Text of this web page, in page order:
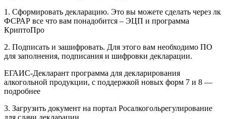
1. Сформировать декларацию. Это вы можете сделать через лк
ФСРАР все что вам понадобится – ЭЦП и программа
КриптоПро
2. Подписать и зашифровать. Для этого вам необходимо ПО
для заполнения, подписания и шифровки декларации.
ЕГАИС-Декларант программа для декларирования
алкогольной продукции, с поддержкой новых форм 7 и 8 —
подробнее
3. Загрузить документ на портал Росалкогольрегулирование